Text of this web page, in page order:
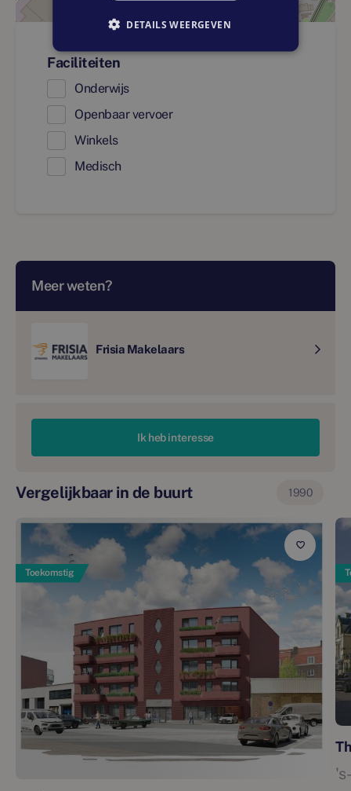
Faciliteiten
Onderwijs
Openbaar vervoer
Winkels
Medisch
Meer weten?
Frisia Makelaars
Ik heb interesse
Vergelijkbaar in de buurt 1990
Toekomstig
DETAILS WEERGEVEN